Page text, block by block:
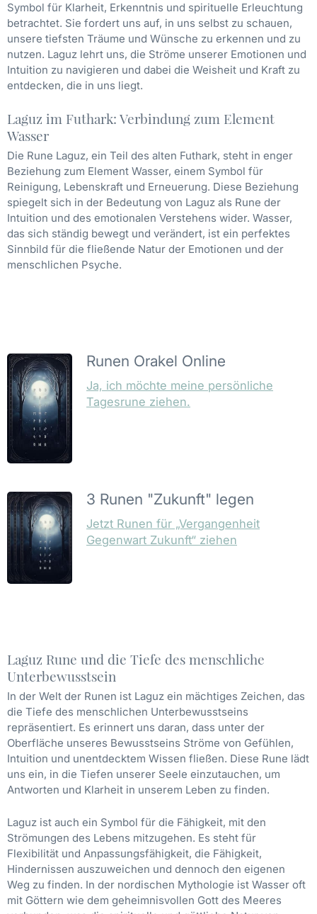
Symbol für Klarheit, Erkenntnis und spirituelle Erleuchtung
betrachtet. Sie fordert uns auf, in uns selbst zu schauen,
unsere tiefsten Träume und Wünsche zu erkennen und zu
nutzen. Laguz lehrt uns, die Ströme unserer Emotionen und
Intuition zu navigieren und dabei die Weisheit und Kraft zu
entdecken, die in uns liegt.
Laguz im Futhark: Verbindung zum Element
Wasser
Die Rune Laguz, ein Teil des alten Futhark, steht in enger
Beziehung zum Element Wasser, einem Symbol für
Reinigung, Lebenskraft und Erneuerung. Diese Beziehung
spiegelt sich in der Bedeutung von Laguz als Rune der
Intuition und des emotionalen Verstehens wider. Wasser,
das sich ständig bewegt und verändert, ist ein perfektes
Sinnbild für die fließende Natur der Emotionen und der
menschlichen Psyche.
Runen Orakel Online
Ja, ich möchte meine persönliche
Tagesrune ziehen.
3 Runen "Zukunft" legen
Jetzt Runen für „Vergangenheit
Gegenwart Zukunft“ ziehen
Laguz Rune und die Tiefe des menschliche
Unterbewusstsein
In der Welt der Runen ist Laguz ein mächtiges Zeichen, das
die Tiefe des menschlichen Unterbewusstseins
repräsentiert. Es erinnert uns daran, dass unter der
Oberfläche unseres Bewusstseins Ströme von Gefühlen,
Intuition und unentdecktem Wissen fließen. Diese Rune lädt
uns ein, in die Tiefen unserer Seele einzutauchen, um
Antworten und Klarheit in unserem Leben zu finden.
Laguz ist auch ein Symbol für die Fähigkeit, mit den
Strömungen des Lebens mitzugehen. Es steht für
Flexibilität und Anpassungsfähigkeit, die Fähigkeit,
Hindernissen auszuweichen und dennoch den eigenen
Weg zu finden. In der nordischen Mythologie ist Wasser oft
mit Göttern wie dem geheimnisvollen Gott des Meeres